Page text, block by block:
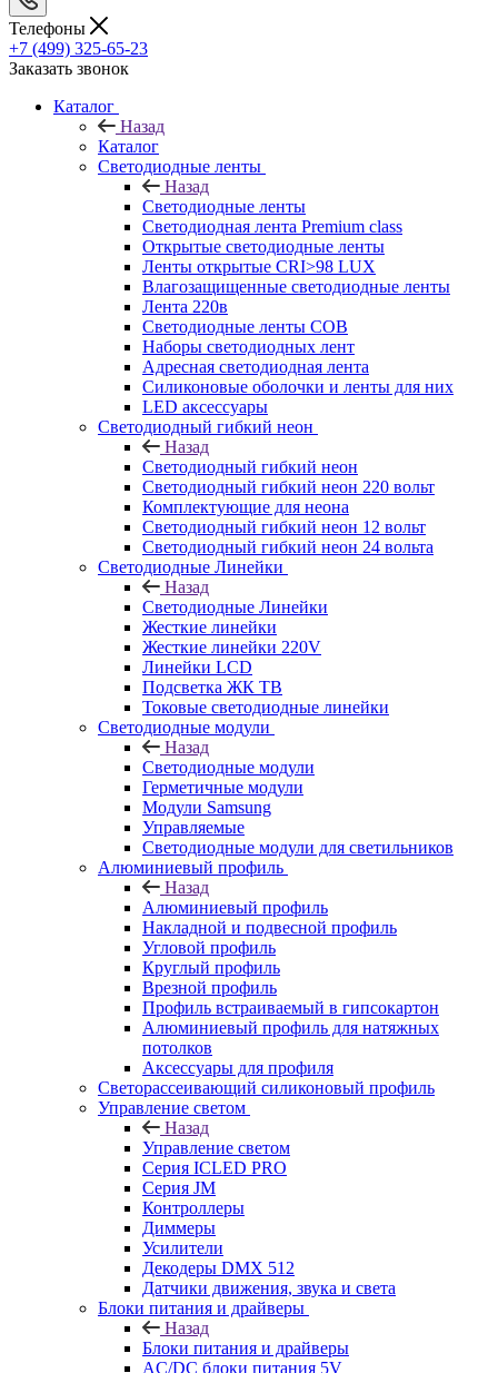
Телефоны
+7 (499) 325-65-23
Заказать звонок
Каталог
Назад
Каталог
Светодиодные ленты
Назад
Светодиодные ленты
Светодиодная лента Premium class
Открытые светодиодные ленты
Ленты открытые CRI>98 LUX
Влагозащищенные светодиодные ленты
Лента 220в
Светодиодные ленты COB
Наборы светодиодных лент
Адресная светодиодная лента
Силиконовые оболочки и ленты для них
LED аксессуары
Светодиодный гибкий неон
Назад
Светодиодный гибкий неон
Светодиодный гибкий неон 220 вольт
Комплектующие для неона
Светодиодный гибкий неон 12 вольт
Светодиодный гибкий неон 24 вольта
Светодиодные Линейки
Назад
Светодиодные Линейки
Жесткие линейки
Жесткие линейки 220V
Линейки LCD
Подсветка ЖК ТВ
Токовые светодиодные линейки
Светодиодные модули
Назад
Светодиодные модули
Герметичные модули
Модули Samsung
Управляемые
Светодиодные модули для светильников
Алюминиевый профиль
Назад
Алюминиевый профиль
Накладной и подвесной профиль
Угловой профиль
Круглый профиль
Врезной профиль
Профиль встраиваемый в гипсокартон
Алюминиевый профиль для натяжных
потолков
Аксессуары для профиля
Светорассеивающий силиконовый профиль
Управление светом
Назад
Управление светом
Серия ICLED PRO
Серия JM
Контроллеры
Диммеры
Усилители
Декодеры DMX 512
Датчики движения, звука и света
Блоки питания и драйверы
Назад
Блоки питания и драйверы
AC/DC блоки питания 5V